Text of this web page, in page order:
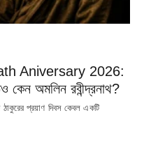
Aniversary 2026:
কেন অমলিন রবীন্দ্রনাথ?
ঠাকুরের প্রয়াণ দিবস কেবল একটি